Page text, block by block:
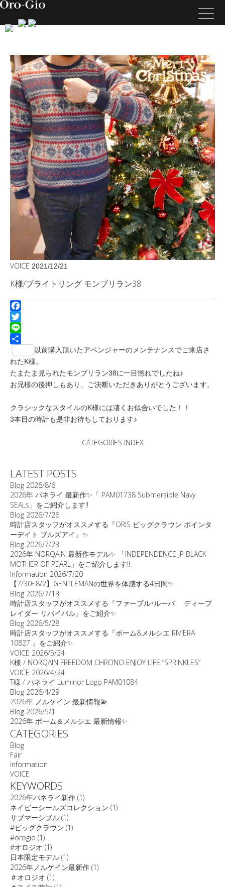
VOICE 2021/12/21
K様/ブライトリング モンブリラン38
Facebook
Twitter
Line
共
有
以前購入頂いたアベンジャーのメンテナンスでご来店さ
れたK様。
たまたま見られたモンブリラン38に一目惚れでしたね♪
お兄様の後押しもあり、ご決断いただきありがとうございます。
クラシックなスタイルのK様には凄くお似合いでした！！
3本目の時計も是非お待ちしております♪
CATEGORIES INDEX
LATEST POSTS
Blog 2026/8/6
2026年 パネライ 最新作✨「 PAM01738 Submersible Navy
SEALs」をご紹介します‼️
Blog 2026/7/26
時計店スタッフがオススメする『ORIS ビッグクラウン ポインタ
ーデイト ブルズアイ』✨
Blog 2026/7/23
2026年 NORQAIN 最新作モデル✨ 「INDEPENDENCE JP BLACK
MOTHER OF PEARL」をご紹介します‼️
Information 2026/7/20
【7/30~8/2】GENTLEMANの世界を体感する4日間✨
Blog 2026/7/13
時計店スタッフがオススメする『ファーブル•ルーバ ディープ
レイダー リバイバル』をご紹介✨
Blog 2026/5/28
時計店スタッフがオススメする『ボーム&メルシエ RIVIERA
10827 』をご紹介✨
VOICE 2026/5/24
K様 / NORQAIN FREEDOM CHRONO ENJOY LIFE “SPRINKLES”
VOICE 2026/4/24
T様 / パネライ Luminor Logo PAM01084
Blog 2026/4/29
2026年 ノルケイン 最新情報💫
Blog 2026/5/1
2026年 ボーム＆メルシエ 最新情報✨
CATEGORIES
Blog
Fair
Information
VOICE
KEYWORDS
2026年パネライ新作 (1)
ネイビーシールズコレクション (1)
サブマーシブル (1)
#ビッグクラウン (1)
#orogio (1)
#オロジオ (1)
日本限定モデル (1)
2026年ノルケイン最新作 (1)
＃オロジオ (1)